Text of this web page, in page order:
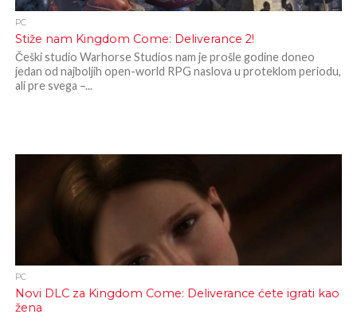
PC
Stiže nam Kingdom Come: Deliverance 2!
Češki studio Warhorse Studios nam je prošle godine doneo
jedan od najboljih open-world RPG naslova u proteklom periodu,
ali pre svega –...
PC
Novi DLC za Kingdom Come: Deliverance ćete igrati kao
žena